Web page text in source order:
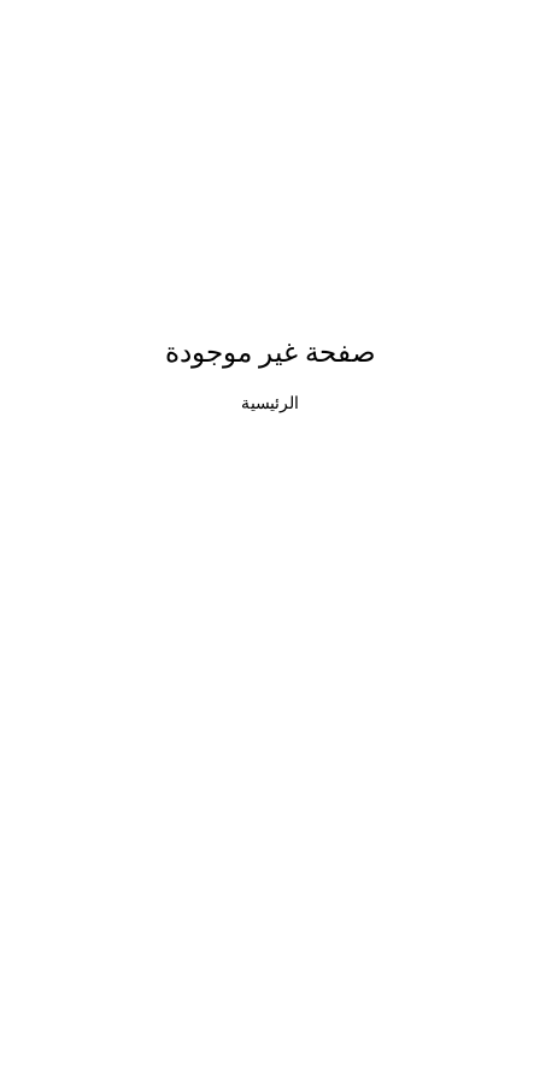
صفحة غير موجودة
الرئيسية